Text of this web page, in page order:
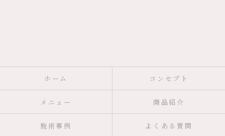
ホーム コンセプト
メニュー 商品紹介
施術事例 よくある質問